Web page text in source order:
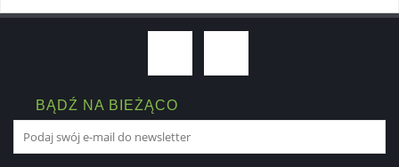
BĄDŹ NA BIEŻĄCO